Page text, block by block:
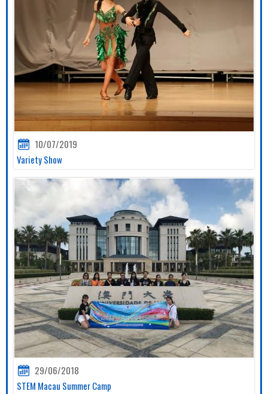
10/07/2019
Variety Show
29/06/2018
STEM Macau Summer Camp